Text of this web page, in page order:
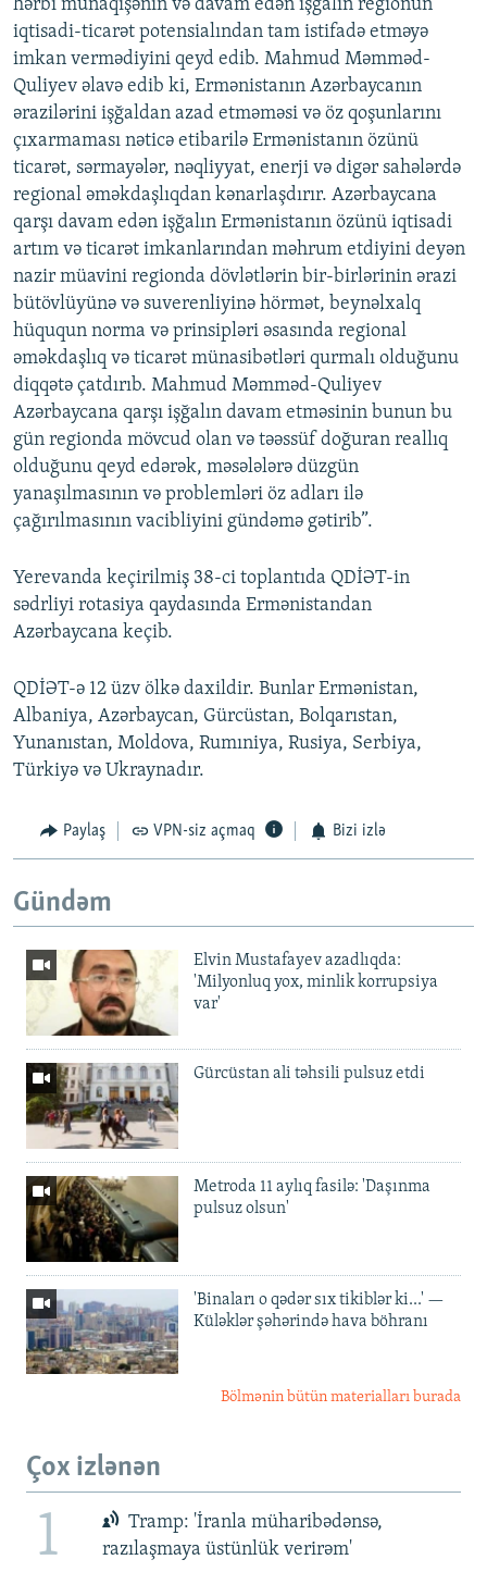
hərbi münaqişənin və davam edən işğalın regionun
iqtisadi-ticarət potensialından tam istifadə etməyə
imkan vermədiyini qeyd edib. Mahmud Məmməd-
Quliyev əlavə edib ki, Ermənistanın Azərbaycanın
ərazilərini işğaldan azad etməməsi və öz qoşunlarını
çıxarmaması nəticə etibarilə Ermənistanın özünü
ticarət, sərmayələr, nəqliyyat, enerji və digər sahələrdə
regional əməkdaşlıqdan kənarlaşdırır. Azərbaycana
qarşı davam edən işğalın Ermənistanın özünü iqtisadi
artım və ticarət imkanlarından məhrum etdiyini deyən
nazir müavini regionda dövlətlərin bir-birlərinin ərazi
bütövlüyünə və suverenliyinə hörmət, beynəlxalq
hüququn norma və prinsipləri əsasında regional
əməkdaşlıq və ticarət münasibətləri qurmalı olduğunu
diqqətə çatdırıb. Mahmud Məmməd-Quliyev
Azərbaycana qarşı işğalın davam etməsinin bunun bu
gün regionda mövcud olan və təəssüf doğuran reallıq
olduğunu qeyd edərək, məsələlərə düzgün
yanaşılmasının və problemləri öz adları ilə
çağırılmasının vacibliyini gündəmə gətirib”.
Yerevanda keçirilmiş 38-ci toplantıda QDİƏT-in
sədrliyi rotasiya qaydasında Ermənistandan
Azərbaycana keçib.
QDİƏT-ə 12 üzv ölkə daxildir. Bunlar Ermənistan,
Albaniya, Azərbaycan, Gürcüstan, Bolqarıstan,
Yunanıstan, Moldova, Rumıniya, Rusiya, Serbiya,
Türkiyə və Ukraynadır.
Paylaş VPN-siz açmaq Bizi izlə
Gündəm
Elvin Mustafayev azadlıqda:
'Milyonluq yox, minlik korrupsiya
var'
Gürcüstan ali təhsili pulsuz etdi
Metroda 11 aylıq fasilə: 'Daşınma
pulsuz olsun'
'Binaları o qədər sıx tikiblər ki...' —
Küləklər şəhərində hava böhranı
Bölmənin bütün materialları burada
Çox izlənən
1
Tramp: 'İranla müharibədənsə,
razılaşmaya üstünlük verirəm'